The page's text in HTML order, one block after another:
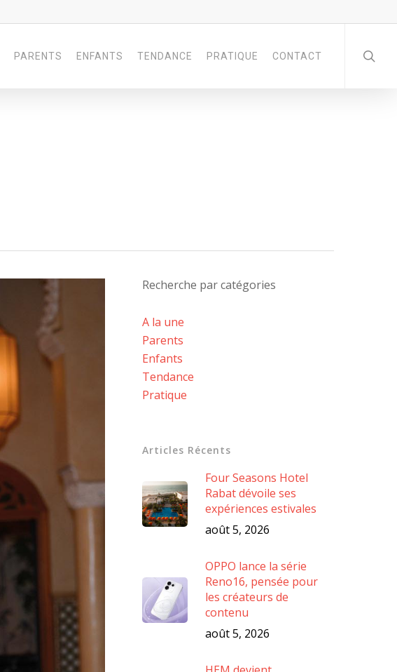
PARENTS ENFANTS TENDANCE PRATIQUE CONTACT
Recherche par catégories
A la une
Parents
Enfants
Tendance
Pratique
Articles Récents
Four Seasons Hotel
Rabat dévoile ses
expériences estivales
août 5, 2026
OPPO lance la série
Reno16, pensée pour
les créateurs de
contenu
août 5, 2026